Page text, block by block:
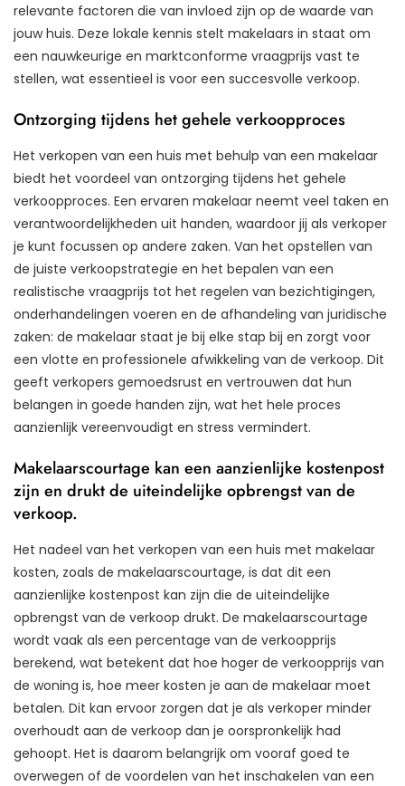
relevante factoren die van invloed zijn op de waarde van
jouw huis. Deze lokale kennis stelt makelaars in staat om
een nauwkeurige en marktconforme vraagprijs vast te
stellen, wat essentieel is voor een succesvolle verkoop.
Ontzorging tijdens het gehele verkoopproces
Het verkopen van een huis met behulp van een makelaar
biedt het voordeel van ontzorging tijdens het gehele
verkoopproces. Een ervaren makelaar neemt veel taken en
verantwoordelijkheden uit handen, waardoor jij als verkoper
je kunt focussen op andere zaken. Van het opstellen van
de juiste verkoopstrategie en het bepalen van een
realistische vraagprijs tot het regelen van bezichtigingen,
onderhandelingen voeren en de afhandeling van juridische
zaken: de makelaar staat je bij elke stap bij en zorgt voor
een vlotte en professionele afwikkeling van de verkoop. Dit
geeft verkopers gemoedsrust en vertrouwen dat hun
belangen in goede handen zijn, wat het hele proces
aanzienlijk vereenvoudigt en stress vermindert.
Makelaarscourtage kan een aanzienlijke kostenpost
zijn en drukt de uiteindelijke opbrengst van de
verkoop.
Het nadeel van het verkopen van een huis met makelaar
kosten, zoals de makelaarscourtage, is dat dit een
aanzienlijke kostenpost kan zijn die de uiteindelijke
opbrengst van de verkoop drukt. De makelaarscourtage
wordt vaak als een percentage van de verkoopprijs
berekend, wat betekent dat hoe hoger de verkoopprijs van
de woning is, hoe meer kosten je aan de makelaar moet
betalen. Dit kan ervoor zorgen dat je als verkoper minder
overhoudt aan de verkoop dan je oorspronkelijk had
gehoopt. Het is daarom belangrijk om vooraf goed te
overwegen of de voordelen van het inschakelen van een